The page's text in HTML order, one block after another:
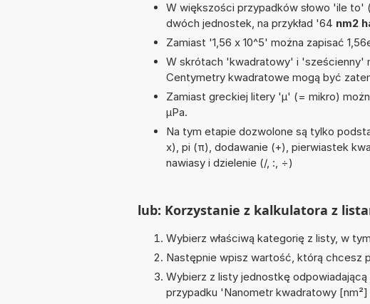
W większości przypadków słowo 'ile
dwóch jednostek, na przykład '64 nm2
Zamiast '1,56 x 10^5' można zapisać
W skrótach 'kwadratowy' i 'sześcienny'
Centymetry kwadratowe mogą być
Zamiast greckiej litery 'µ' (= mikro)
µPa.
Na tym etapie dozwolone są tylko
x), pi (π), dodawanie (+), pierwiastek
nawiasy i dzielenie (/, :, ÷)
lub: Korzystanie z kalkulatora z
Wybierz właściwą kategorię z listy, w
Następnie wpisz wartość, którą chcesz
Wybierz z listy jednostkę
przypadku 'Nanometr kwadratowy [nm²]